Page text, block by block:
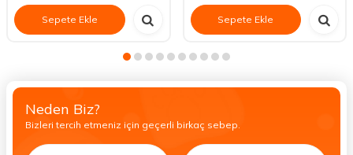
Sepete Ekle Sepete Ekle
Neden Biz?
Bizleri tercih etmeniz için geçerli birkaç sebep.